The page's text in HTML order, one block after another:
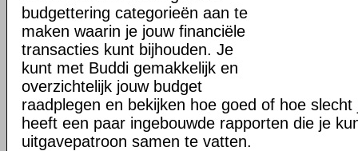
budgettering categorieën aan te
maken waarin je jouw financiële
transacties kunt bijhouden. Je
kunt met Buddi gemakkelijk en
overzichtelijk jouw budget
raadplegen en bekijken hoe goed of hoe
heeft een paar ingebouwde rapporten die je
uitgavepatroon samen te vatten.